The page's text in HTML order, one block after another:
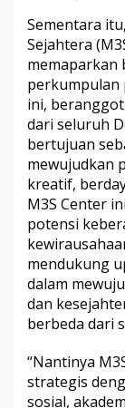
Sementara
Sejahtera
memaparkan
perkumpulan
ini,
dari seluruh
bertujuan
mewujudkan
kreatif,
M3S Center
potensi
mendukung
dalam
dan
berbeda dari
“Nantinya
strategis
sosial,